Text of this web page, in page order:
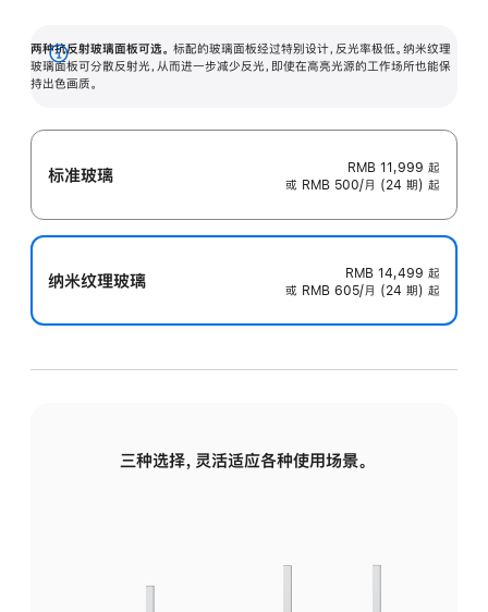
两种抗反射玻璃面板可选。 标配的玻璃面板经过特别设计，反光率极低。纳米纹理
玻璃面板可分散反射光，从而进一步减少反光，即使在高亮光源的工作场所也能保
持出色画质。
展
开
标准玻璃 RMB 11,999 起
或 RMB 500/月 (24 期) 起
纳米纹理玻璃 RMB 14,499 起
或 RMB 605/月 (24 期) 起
三种选择，灵活适应各种使用场景。